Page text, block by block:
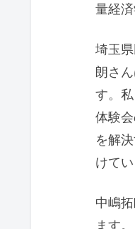
量経
埼玉
朗さ
す。
体験
を解
けてい
中嶋
ます。